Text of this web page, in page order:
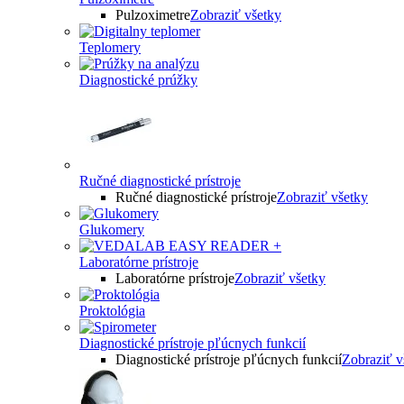
PulzoximetreZobraziť všetky
Teplomery
Diagnostické prúžky
Ručné diagnostické prístroje
Ručné diagnostické prístrojeZobraziť všetky
Glukomery
Laboratórne prístroje
Laboratórne prístrojeZobraziť všetky
Proktológia
Diagnostické prístroje pľúcnych funkcií
Diagnostické prístroje pľúcnych funkciíZobraziť